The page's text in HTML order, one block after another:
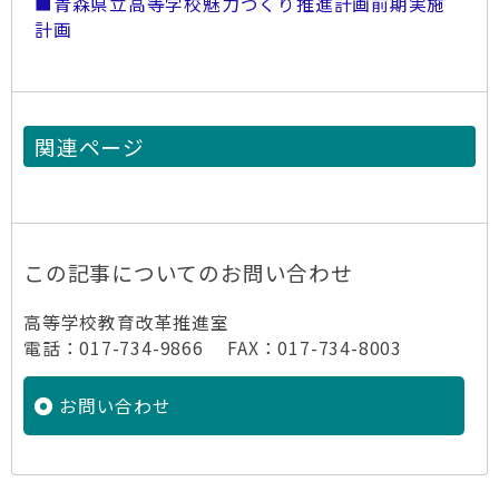
計画
関連ページ
この記事についてのお問い合わせ
高等学校教育改革推進室
電話：017-734-9866 FAX：017-734-8003
お問い合わせ